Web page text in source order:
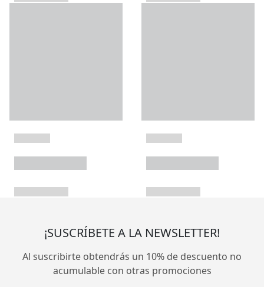
¡SUSCRÍBETE A LA NEWSLETTER!
Al suscribirte obtendrás un 10% de descuento no
acumulable con otras promociones